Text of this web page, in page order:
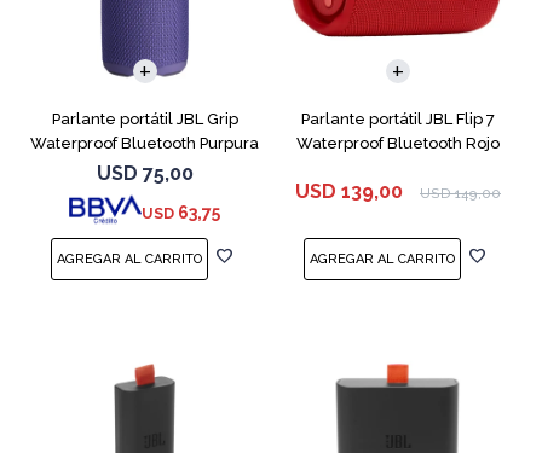
Parlante portátil JBL Grip
Waterproof Bluetooth Purpura
USD 75,00
USD 63,75
Parlante portátil JBL Flip 7
Waterproof Bluetooth Rojo
USD 139,00 USD 149,00